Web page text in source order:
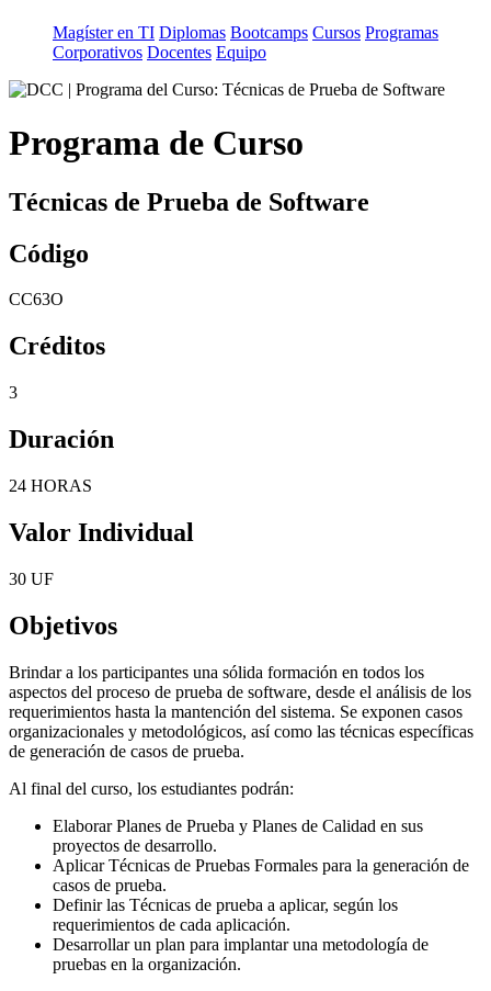
Magíster en TI Diplomas Bootcamps Cursos Programas
Corporativos Docentes Equipo
Programa de Curso
Técnicas de Prueba de Software
Código
CC63O
Créditos
3
Duración
24 HORAS
Valor Individual
30 UF
Objetivos
Brindar a los participantes una sólida formación en todos los
aspectos del proceso de prueba de software, desde el análisis de los
requerimientos hasta la mantención del sistema. Se exponen casos
organizacionales y metodológicos, así como las técnicas específicas
de generación de casos de prueba.
Al final del curso, los estudiantes podrán:
Elaborar Planes de Prueba y Planes de Calidad en sus
proyectos de desarrollo.
Aplicar Técnicas de Pruebas Formales para la generación de
casos de prueba.
Definir las Técnicas de prueba a aplicar, según los
requerimientos de cada aplicación.
Desarrollar un plan para implantar una metodología de
pruebas en la organización.